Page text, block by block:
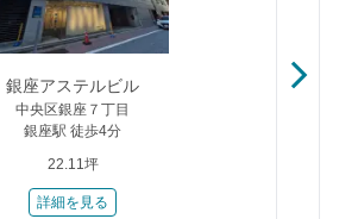
銀座アステルビル
中央区銀座７丁目
銀座駅 徒歩4分
22.11坪
詳細を見る